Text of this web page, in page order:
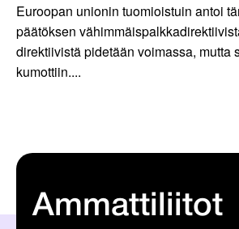
Euroopan unionin tuomioistuin antoi
päätöksen
direktiivistä pidetään voimassa, mutta
kumottiin....
Ammattiliitot